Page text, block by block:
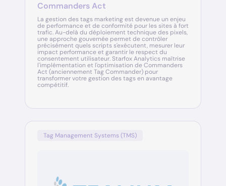
Commanders Act
La gestion des tags marketing est devenue un enjeu
de performance et de conformité pour les sites à fort
trafic. Au-delà du déploiement technique des pixels,
une approche gouvernée permet de contrôler
précisément quels scripts s'exécutent, mesurer leur
impact performance et garantir le respect du
consentement utilisateur. Starfox Analytics maîtrise
l'implémentation et l'optimisation de Commanders
Act (anciennement Tag Commander) pour
transformer votre gestion des tags en avantage
compétitif.
Tag Management Systems (TMS)